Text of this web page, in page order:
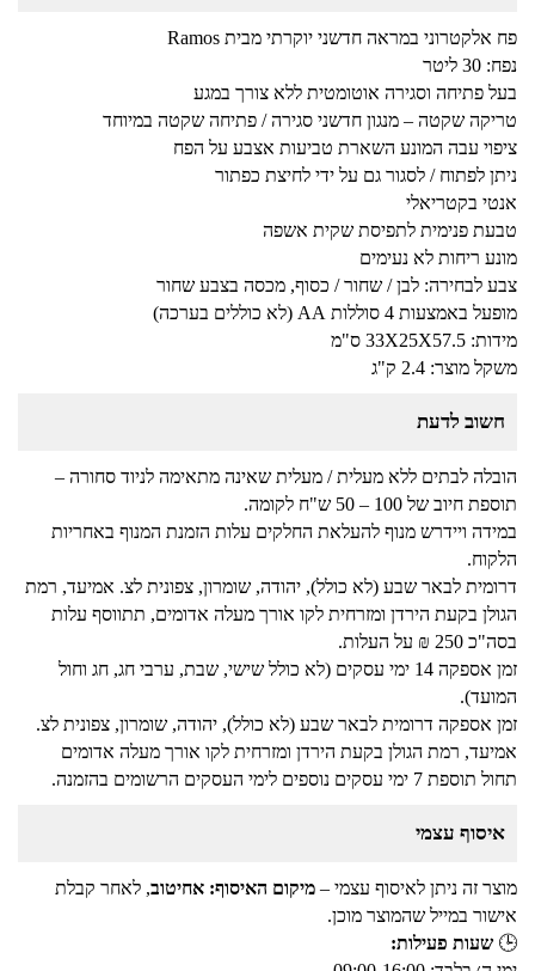
פח אלקטרוני במראה חדשני יוקרתי מבית Ramos
נפח: 30 ליטר
בעל פתיחה וסגירה אוטומטית ללא צורך במגע
טריקה שקטה – מנגון חדשני סגירה / פתיחה שקטה במיוחד
ציפוי עבה המונע השארת טביעות אצבע על הפח
ניתן לפתוח / לסגור גם על ידי לחיצת כפתור
אנטי בקטריאלי
טבעת פנימית לתפיסת שקית אשפה
מונע ריחות לא נעימים
צבע לבחירה: לבן / שחור / כסוף, מכסה בצבע שחור
מופעל באמצעות 4 סוללות AA (לא כוללים בערכה)
מידות: 33X25X57.5 ס"מ
משקל מוצר: 2.4 ק"ג
חשוב לדעת
הובלה לבתים ללא מעלית / מעלית שאינה מתאימה לניוד סחורה –
תוספת חיוב של 100 – 50 ש"ח לקומה.
במידה ויידרש מנוף להעלאת החלקים עלות הזמנת המנוף באחריות
הלקוח.
דרומית לבאר שבע (לא כולל), יהודה, שומרון, צפונית לצ. אמיעד, רמת
הגולן בקעת הירדן ומזרחית לקו אורך מעלה אדומים, תתווסף עלות
בסה"כ 250 ₪ על העלות.
זמן אספקה 14 ימי עסקים (לא כולל שישי, שבת, ערבי חג, חג וחול
המועד).
זמן אספקה דרומית לבאר שבע (לא כולל), יהודה, שומרון, צפונית לצ.
אמיעד, רמת הגולן בקעת הירדן ומזרחית לקו אורך מעלה אדומים
תחול תוספת 7 ימי עסקים נוספים לימי העסקים הרשומים בהזמנה.
איסוף עצמי
מוצר זה ניתן לאיסוף עצמי – מיקום האיסוף: אחיטוב, לאחר קבלת
אישור במייל שהמוצר מוכן.
🕒 שעות פעילות: